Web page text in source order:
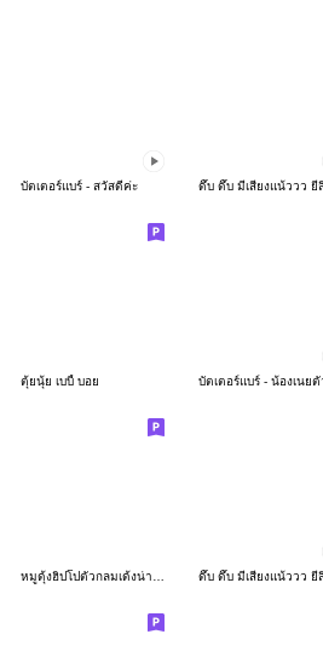
บัตเตอร์แบร์ - สวัสดีค่ะ
ตุ้ยนุ้ย เบบี้ บอย
หมูดุ้งฮิปโปตัวกลมเด้งน่ารัก